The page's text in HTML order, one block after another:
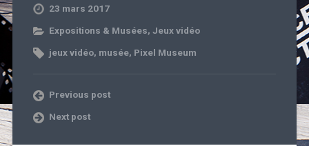
23 mars 2017
Expositions & Musées, Jeux vidéo
jeux vidéo, musée, Pixel Museum
Previous post
Next post